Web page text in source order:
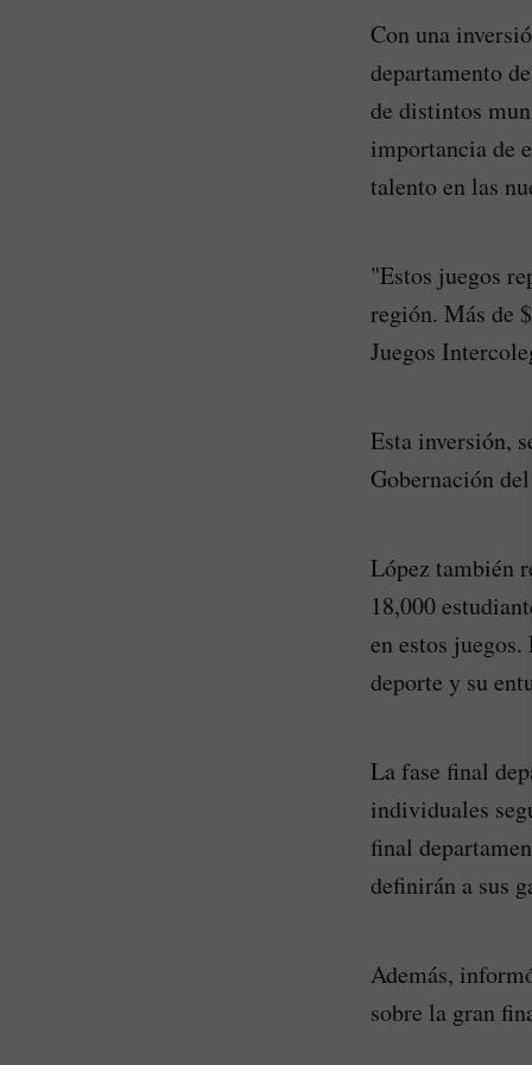
Con una
departamento
de distintos
importancia de
talento en las
"Estos juegos
región. Más de
Juegos
Esta inversión,
Gobernación
López también
18,000
en estos
deporte y su
La fase final
individuales
final
definirán a sus
Además,
sobre la gran